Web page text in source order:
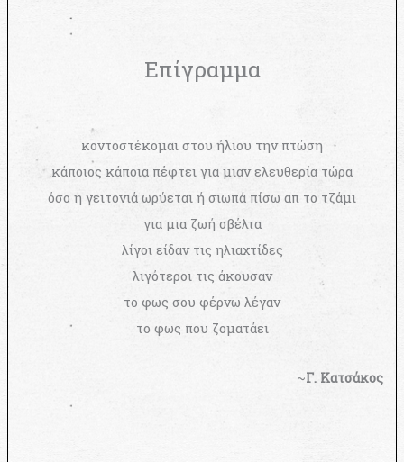
Επίγραμμα
κοντοστέκομαι στου ήλιου την πτώση
κάποιος κάποια πέφτει για μιαν ελευθερία τώρα
όσο η γειτονιά ωρύεται ή σιωπά πίσω απ το τζάμι
για μια ζωή σβέλτα
λίγοι είδαν τις ηλιαχτίδες
λιγότεροι τις άκουσαν
το φως σου φέρνω λέγαν
το φως που ζοματάει
~Γ. Κατσάκος